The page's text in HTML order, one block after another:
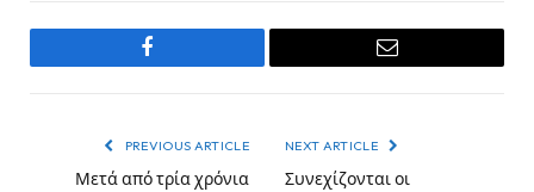
Facebook Email
PREVIOUS ARTICLE
Μετά από τρία χρόνια
NEXT ARTICLE
Συνεχίζονται οι